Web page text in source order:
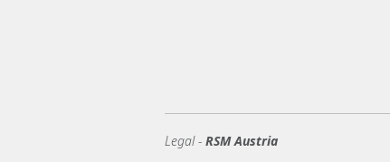
Legal - RSM Austria